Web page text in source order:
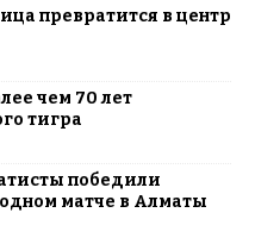
превратится в центр
чем 70 лет
тигра
победили
матче в Алматы